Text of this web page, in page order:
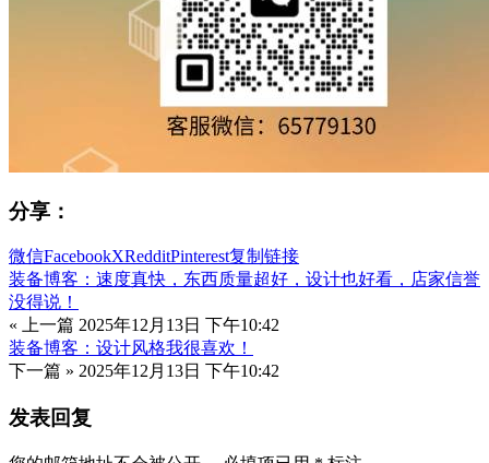
分享：
微信FacebookXRedditPinterest复制链接
装备博客：速度真快，东西质量超好，设计也好看，店家信誉
没得说！
« 上一篇 2025年12月13日 下午10:42
装备博客：设计风格我很喜欢！
下一篇 » 2025年12月13日 下午10:42
发表回复